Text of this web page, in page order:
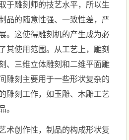
于雕刻师的技艺水平，所以生
品的随意性强、一致性差，严
。这使得雕刻机的产生成为必
其使用范围。从工艺上，雕刻
、三维立体雕刻和二维平面雕
雕刻主要用于一些形状复杂的
雕刻工作，如玉雕、木雕工艺
。
术创作性，制品的构成形状复